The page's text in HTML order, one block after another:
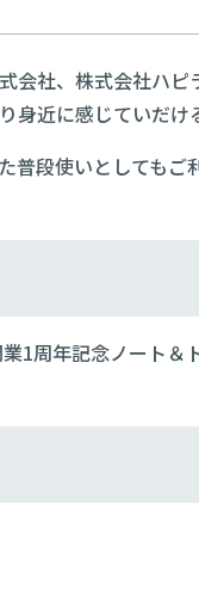
会社、株式会社ハ
身近に感じていだ
普段使いとしてもご
1周年記念ノート＆